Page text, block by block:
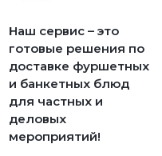
Наш сервис – это
готовые решения по
доставке фуршетных
и банкетных блюд
для частных и
деловых
мероприятий!